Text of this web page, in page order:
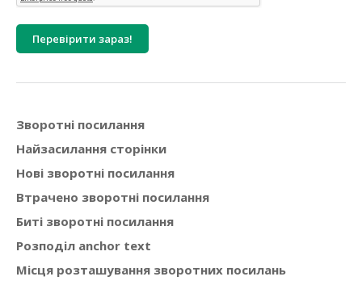
Перевірити зараз!
Зворотні посилання
Найзасилання сторінки
Нові зворотні посилання
Втрачено зворотні посилання
Биті зворотні посилання
Розподіл anchor text
Місця розташування зворотних посилань